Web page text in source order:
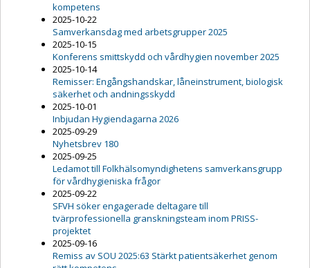
kompetens
2025-10-22
Samverkansdag med arbetsgrupper 2025
2025-10-15
Konferens smittskydd och vårdhygien november 2025
2025-10-14
Remisser: Engångshandskar, låneinstrument, biologisk
säkerhet och andningsskydd
2025-10-01
Inbjudan Hygiendagarna 2026
2025-09-29
Nyhetsbrev 180
2025-09-25
Ledamot till Folkhälsomyndighetens samverkansgrupp
för vårdhygieniska frågor
2025-09-22
SFVH söker engagerade deltagare till
tvärprofessionella granskningsteam inom PRISS-
projektet
2025-09-16
Remiss av SOU 2025:63 Stärkt patientsäkerhet genom